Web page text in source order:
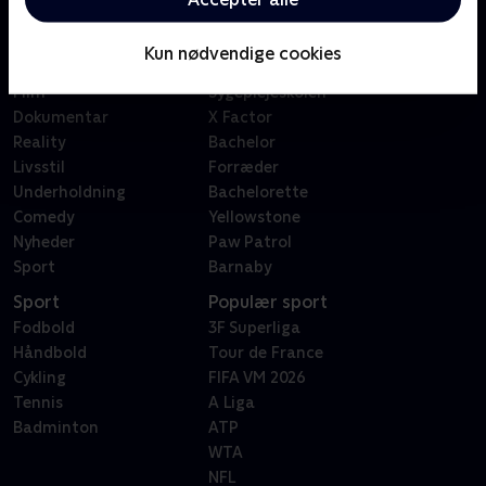
Kun nødvendige cookies
Kategorier
Film
Dokumentar
Reality
Livsstil
Underholdning
Comedy
Nyheder
Sport
Badehotellet
Sygeplejeskolen
X Factor
Bachelor
Forræder
Bachelorette
Yellowstone
Paw Patrol
Barnaby
Sport
Fodbold
Håndbold
Cykling
Tennis
Badminton
Populær sport
3F Superliga
Tour de France
FIFA VM 2026
A Liga
ATP
WTA
NFL